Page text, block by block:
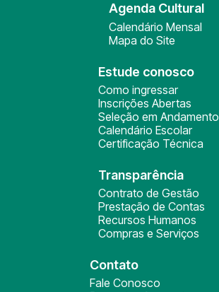
Agenda Cultural
Calendário Mensal
Mapa do Site
Estude conosco
Como ingressar
Inscrições Abertas
Seleção em Andamento
Calendário Escolar
Certificação Técnica
Transparência
Contrato de Gestão
Prestação de Contas
Recursos Humanos
Compras e Serviços
Contato
Fale Conosco